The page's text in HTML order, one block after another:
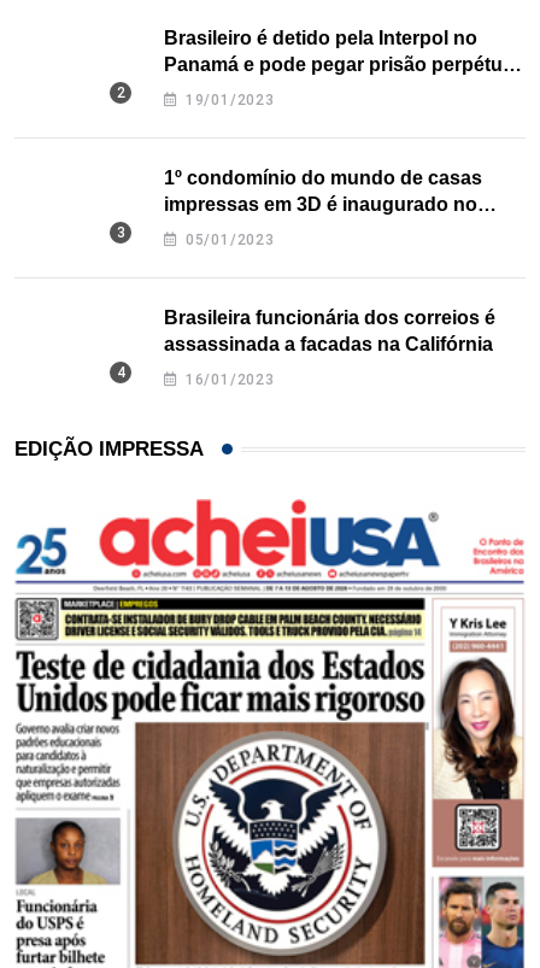
Brasileiro é detido pela Interpol no
Panamá e pode pegar prisão perpétua
nos EUA
19/01/2023
1º condomínio do mundo de casas
impressas em 3D é inaugurado no
Texas
05/01/2023
Brasileira funcionária dos correios é
assassinada a facadas na Califórnia
16/01/2023
EDIÇÃO IMPRESSA